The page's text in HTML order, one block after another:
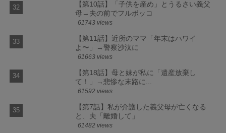
【第10話】「子供を産め」とうるさい義父
母→夫の前でフルボッコ
61743 views
【第11話】近所のママ「年末はハワイ
よ〜」→警察沙汰に
61663 views
【第18話】母と妹が私に「遺産放棄し
て！」→悲惨な末路に...
61592 views
【第7話】私が介護した義父母が亡くなる
と、夫「離婚して」
61482 views